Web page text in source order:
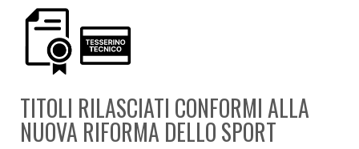
TITOLI RILASCIATI CONFORMI ALLA
NUOVA RIFORMA DELLO SPORT